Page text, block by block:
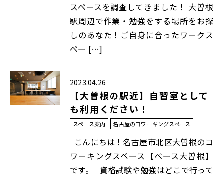
スペースを調査してきました！ 大曽根
駅周辺で作業・勉強をする場所をお探
しのあなた！ご自身に合ったワークス
ペー […]
2023.04.26
【大曽根の駅近】自習室として
も利用ください！
スペース案内 名古屋のコワーキングスペース
こんにちは！名古屋市北区大曽根のコ
ワーキングスペース【ベース大曽根】
です。 資格試験や勉強はどこで行って